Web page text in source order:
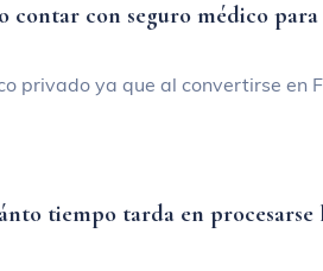
contar con seguro médico
privado ya que al convertirse en
tiempo tarda en procesarse